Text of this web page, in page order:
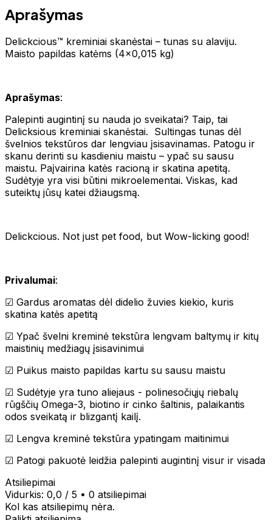
Aprašymas
Delickcious™ kreminiai skanėstai – tunas su alaviju.
Maisto papildas katėms (4x0,015 kg)
Aprašymas:
Palepinti augintinį su nauda jo sveikatai? Taip, tai
Delicksious kreminiai skanėstai. Sultingas tunas dėl
švelnios tekstūros dar lengviau įsisavinamas. Patogu ir
skanu derinti su kasdieniu maistu – ypač su sausu
maistu. Paįvairina katės racioną ir skatina apetitą.
Sudėtyje yra visi būtini mikroelementai. Viskas, kad
suteiktų jūsų katei džiaugsmą.
Delickcious. Not just pet food, but Wow-licking good!
Privalumai:
☑ Gardus aromatas dėl didelio žuvies kiekio, kuris
skatina katės apetitą
☑ Ypač švelni kreminė tekstūra lengvam baltymų ir kitų
maistinių medžiagų įsisavinimui
☑ Puikus maisto papildas kartu su sausu maistu
☑ Sudėtyje yra tuno aliejaus - polinesočiųjų riebalų
rūgščių Omega-3, biotino ir cinko šaltinis, palaikantis
odos sveikatą ir blizgantį kailį.
☑ Lengva kreminė tekstūra ypatingam maitinimui
☑ Patogi pakuotė leidžia palepinti augintinį visur ir visada
Atsiliepimai
Vidurkis: 0,0 / 5 • 0 atsiliepimai
Kol kas atsiliepimų nėra.